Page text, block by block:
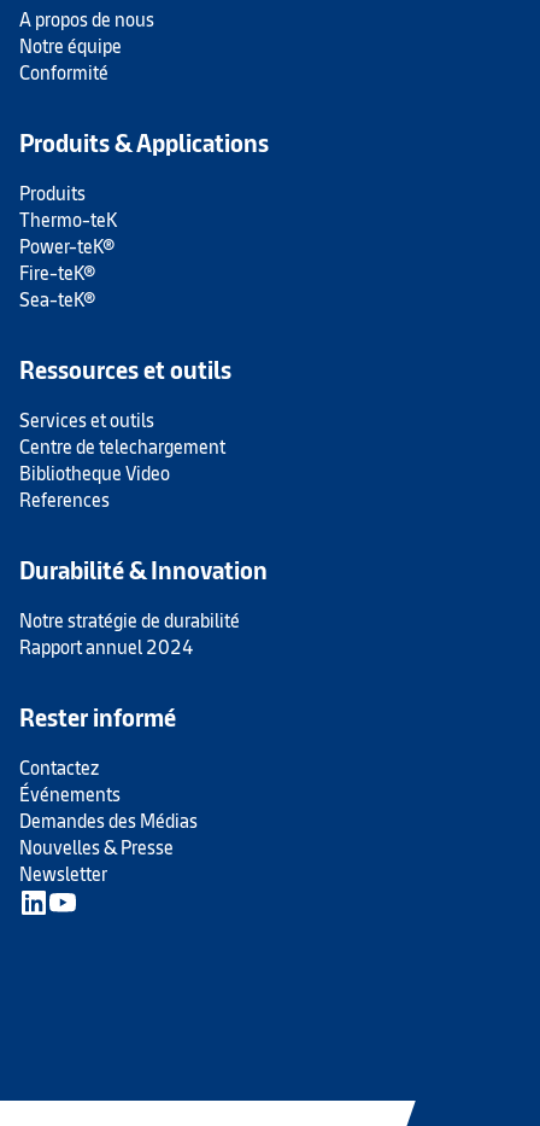
A propos de nous
Notre équipe
Conformité
Produits & Applications
Produits
Thermo-teK
Power-teK®
Fire-teK®
Sea-teK®
Ressources et outils
Services et outils
Centre de telechargement
Bibliotheque Video
References
Durabilité & Innovation
Notre stratégie de durabilité
Rapport annuel 2024
Rester informé
Contactez
Événements
Demandes des Médias
Nouvelles & Presse
Newsletter